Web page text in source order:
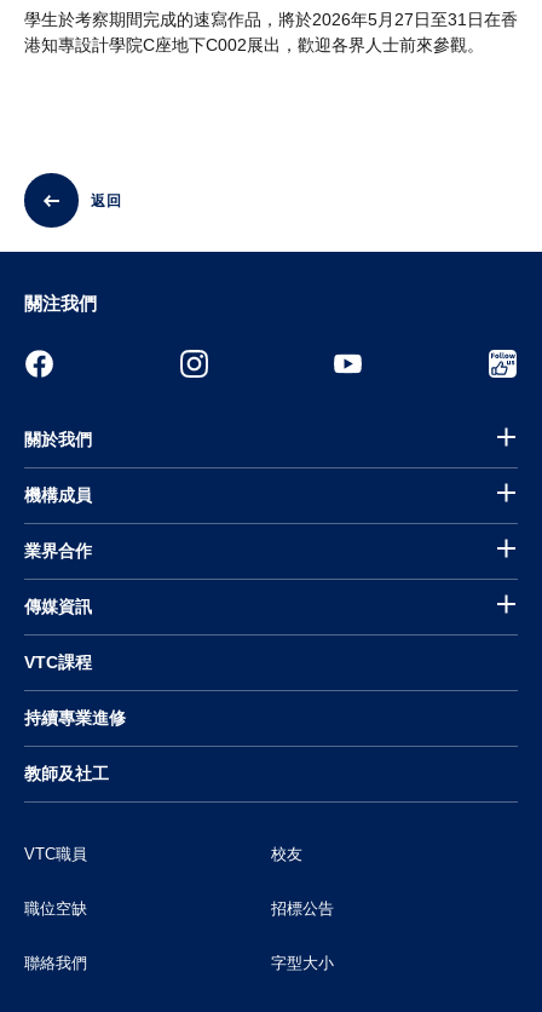
學生於考察期間完成的速寫作品，將於2026年5月27日至31日在香
港知專設計學院C座地下C002展出，歡迎各界人士前來參觀。
返回
關注我們
關於我們
機構成員
業界合作
傳媒資訊
VTC課程
持續專業進修
教師及社工
VTC職員 校友
職位空缺 招標公告
聯絡我們 字型大小